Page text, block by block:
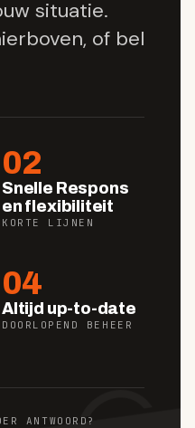
situatie.
of bel
02
Snelle Respons
en flexibiliteit
KORTE LIJNEN
04
Altijd up-to-date
DOORLOPEND BEHEER
ANTWOORD?